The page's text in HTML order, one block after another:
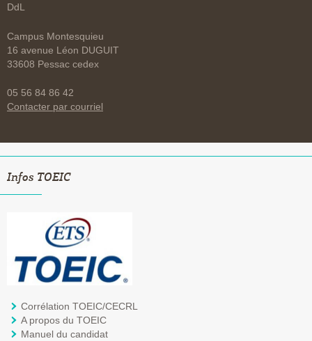
DdL
Campus Montesquieu
16 avenue Léon DUGUIT
33608 Pessac cedex
05 56 84 86 42
Contacter par courriel
Infos TOEIC
Corrélation TOEIC/CECRL
A propos du TOEIC
Manuel du candidat